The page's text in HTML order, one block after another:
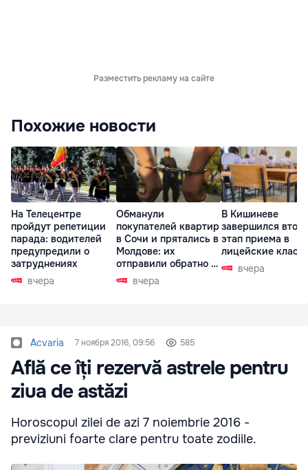
Разместить рекламу на сайте
Похожие новости
На Телецентре
пройдут репетиции
парада: водителей
предупредили о
затруднениях
вчера
Обманули
покупателей квартир
в Сочи и прятались в
Молдове: их
отправили обратно в
РФ вчера
В Кишиневе
завершился
этап приема в
лицейские
вчера
Acvaria 7 ноября 2016, 09:56 585
Află ce îți rezervă astrele pentru
ziua de astăzi
Horoscopul zilei de azi 7 noiembrie 2016 -
previziuni foarte clare pentru toate zodiile.